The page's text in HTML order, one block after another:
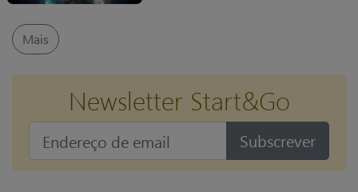
Mais
Newsletter Start&Go
Subscrever